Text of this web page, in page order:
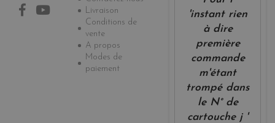
Livraison
Conditions de
vente
A propos
Modes de
paiement
'instant rien
à dire
première
commande
m'étant
trompé dans
le N° de
cartouche j '